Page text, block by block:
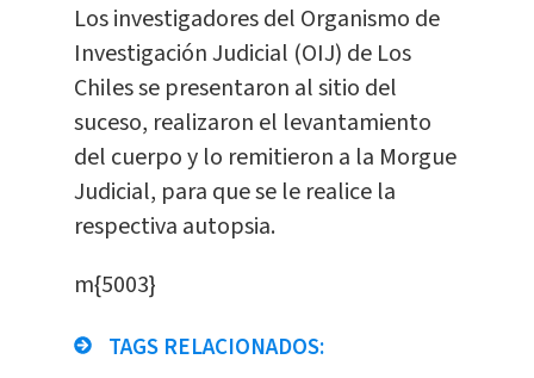
Los investigadores del Organismo de
Investigación Judicial (OIJ) de Los
Chiles se presentaron al sitio del
suceso, realizaron el levantamiento
del cuerpo y lo remitieron a la Morgue
Judicial, para que se le realice la
respectiva autopsia.
m{5003}
TAGS RELACIONADOS: